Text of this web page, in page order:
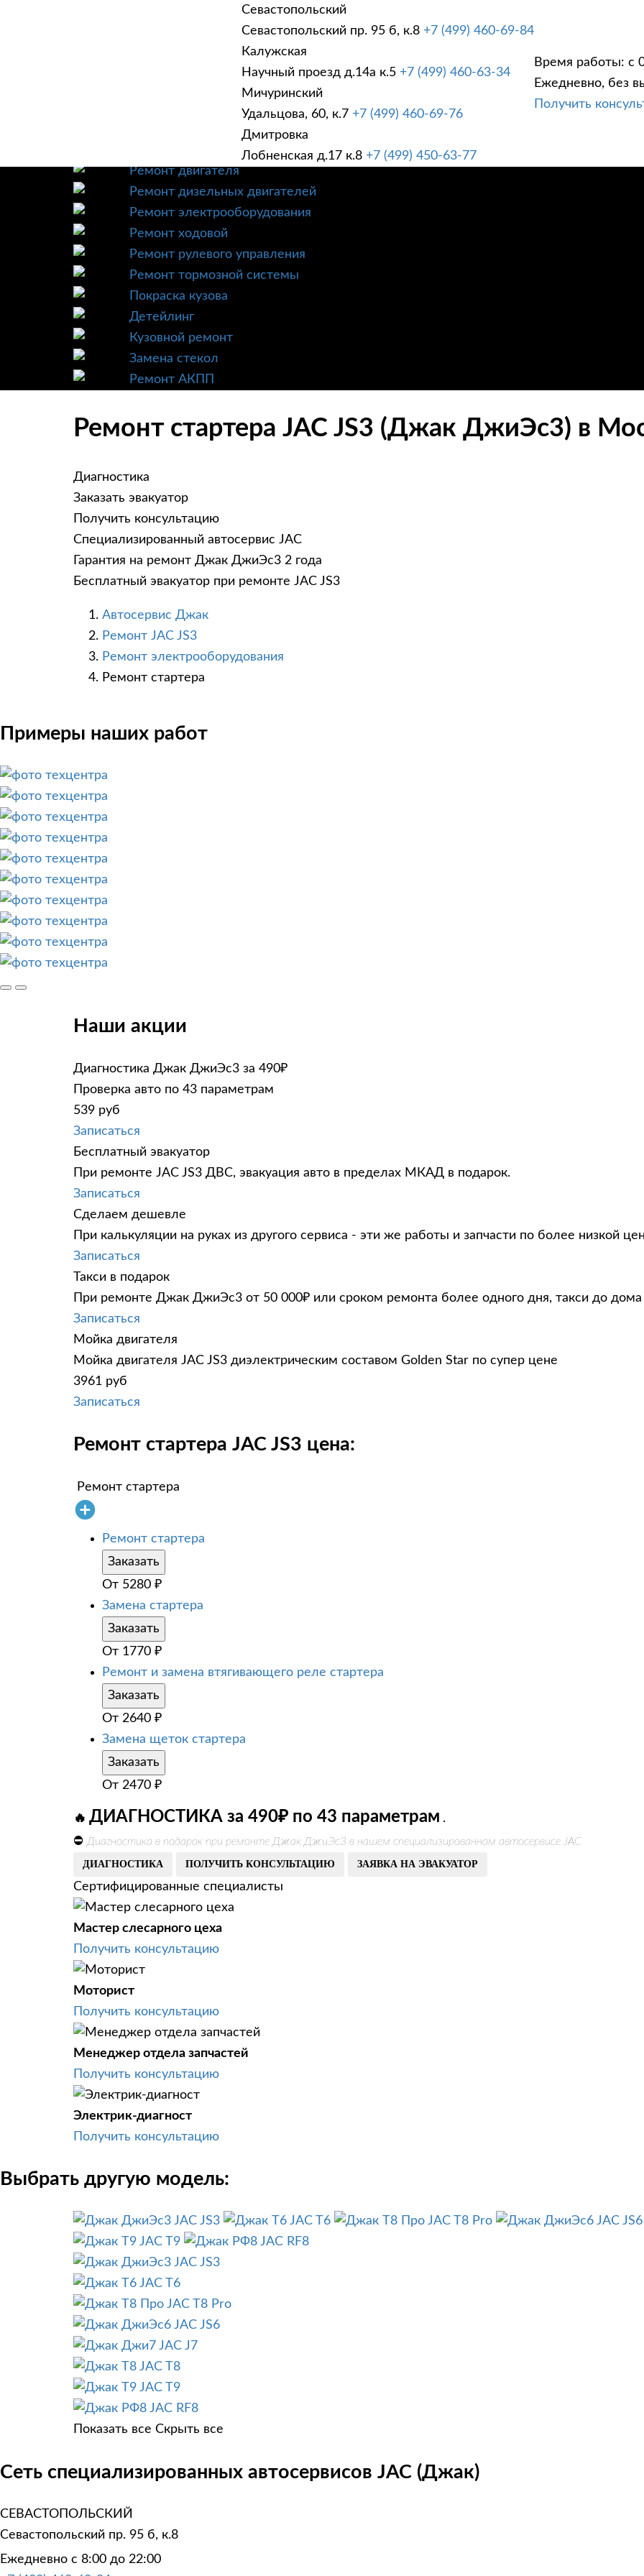
Севастопольский
Севастопольский пр. 95 б, к.8 +7 (499) 460-69-84
Калужская
Научный проезд д.14а к.5 +7 (499) 460-63-34
Мичуринский
Удальцова, 60, к.7 +7 (499) 460-69-76
Дмитровка
Лобненская д.17 к.8 +7 (499) 450-63-77
Время работы: с
Ежедневно, без
Получить
УСЛУГИ
Техническое обслуживание
Ремонт трансмиссии
Ремонт двигателя
Ремонт дизельных двигателей
Ремонт электрооборудования
Ремонт ходовой
Ремонт рулевого управления
Ремонт тормозной системы
Покраска кузова
Детейлинг
Кузовной ремонт
Замена стекол
Ремонт АКПП
Ремонт стартера JAC JS3 (Джак ДжиЭс3) в
Диагностика
Заказать эвакуатор
Получить консультацию
Специализированный автосервис JAC
Гарантия на ремонт Джак ДжиЭс3 2 года
Бесплатный эвакуатор при ремонте JAC JS3
Автосервис Джак
Ремонт JAC JS3
Ремонт электрооборудования
Ремонт стартера
Примеры наших работ
Наши акции
Диагностика Джак ДжиЭс3 за 490₽
Проверка авто по 43 параметрам
539 руб
Записаться
Бесплатный эвакуатор
При ремонте JAC JS3 ДВС, эвакуация авто в пределах МКАД в подарок.
Записаться
Сделаем дешевле
При калькуляции на руках из другого сервиса - эти же работы и запчасти по более низкой
Записаться
Такси в подарок
При ремонте Джак ДжиЭс3 от 50 000₽ или сроком ремонта более одного дня, такси до
Записаться
Мойка двигателя
Мойка двигателя JAC JS3 диэлектрическим составом Golden Star по супер цене
3961 руб
Записаться
Ремонт стартера JAC JS3 цена:
Ремонт стартера
Ремонт стартера
Заказать
От 5280 ₽
Замена стартера
Заказать
От 1770 ₽
Ремонт и замена втягивающего реле стартера
Заказать
От 2640 ₽
Замена щеток стартера
Заказать
От 2470 ₽
🔥 ДИАГНОСТИКА за 490₽ по 43 параметрам .
⛔ Диагностика в подарок при ремонте Джак ДжиЭс3 в нашем специализированном автосервисе JAC
ДИАГНОСТИКА ПОЛУЧИТЬ КОНСУЛЬТАЦИЮ ЗАЯВКА НА ЭВАКУАТОР
Сертифицированные специалисты
Мастер слесарного цеха
Получить консультацию
Моторист
Получить консультацию
Менеджер отдела запчастей
Получить консультацию
Электрик-диагност
Получить консультацию
Выбрать другую модель:
JAC JS3 JAC T6 JAC T8 Pro
JAC JS6
JAC T9
JAC RF8
JAC JS3
JAC T6
JAC T8 Pro
JAC JS6
JAC J7
JAC T8
JAC T9
JAC RF8
Показать все Скрыть все
Сеть специализированных автосервисов JAC (Джак)
СЕВАСТОПОЛЬСКИЙ
Севастопольский пр. 95 б, к.8
Ежедневно с 8:00 до 22:00